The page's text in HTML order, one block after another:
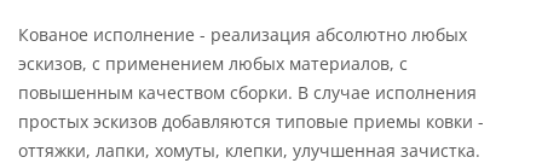
Кованое исполнение - реализация абсолютно любых
эскизов, с применением любых материалов, с
повышенным качеством сборки. В случае исполнения
простых эскизов добавляются типовые приемы ковки -
оттяжки, лапки, хомуты, клепки, улучшенная зачистка.